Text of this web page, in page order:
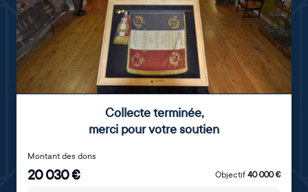
Collecte terminée,
merci pour votre soutien
Montant des dons
20 030€ Objectif 40 000€